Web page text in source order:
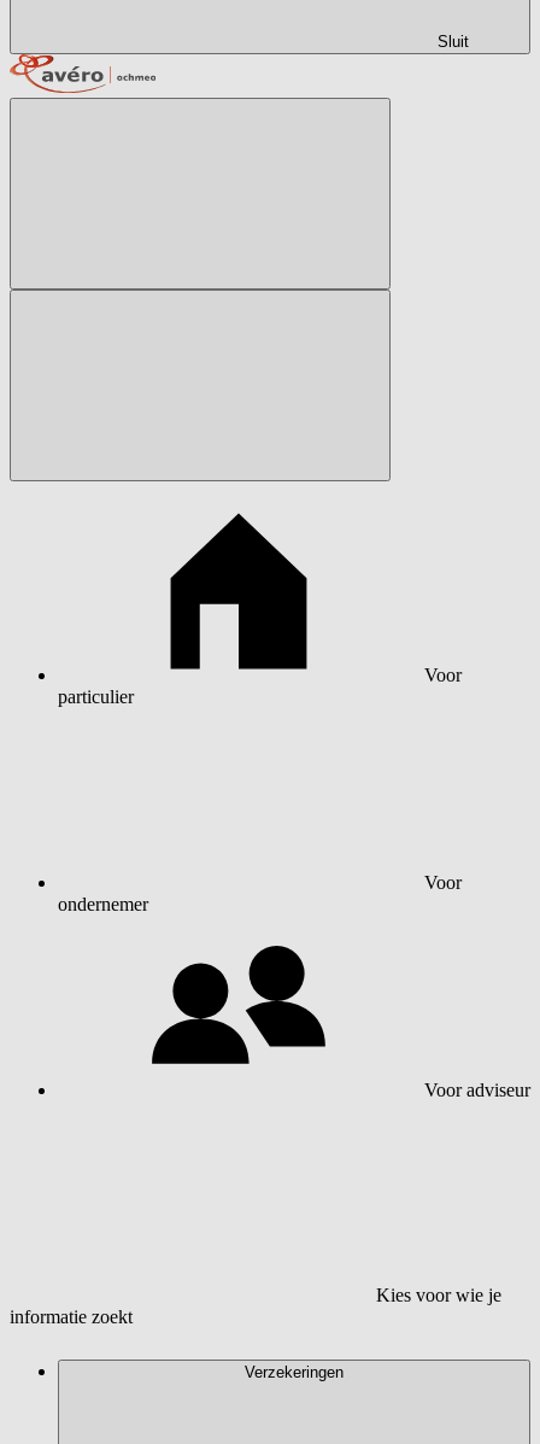
Sluit
Voor
particulier
Voor
ondernemer
Voor adviseur
Kies voor wie je
informatie zoekt
Verzekeringen